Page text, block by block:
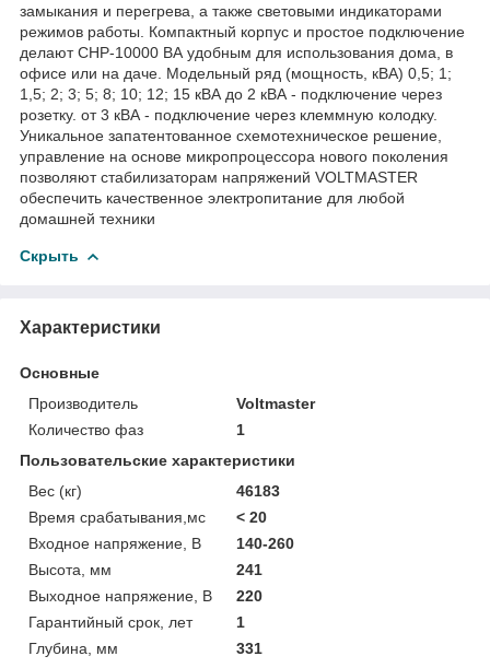
замыкания и перегрева, а также световыми индикаторами
режимов работы. Компактный корпус и простое подключение
делают СНР-10000 ВА удобным для использования дома, в
офисе или на даче. Модельный ряд (мощность, кВА) 0,5; 1;
1,5; 2; 3; 5; 8; 10; 12; 15 кВА до 2 кВА - подключение через
розетку. от 3 кВА - подключение через клеммную колодку.
Уникальное запатентованное схемотехническое решение,
управление на основе микропроцессора нового поколения
позволяют стабилизаторам напряжений VOLTMASTER
обеспечить качественное электропитание для любой
домашней техники
Скрыть
Характеристики
Основные
Производитель
Voltmaster
Количество фаз
1
Пользовательские характеристики
Вес (кг)
46183
Время срабатывания,мс
< 20
Входное напряжение, В
140-260
Высота, мм
241
Выходное напряжение, В
220
Гарантийный срок, лет
1
Глубина, мм
331